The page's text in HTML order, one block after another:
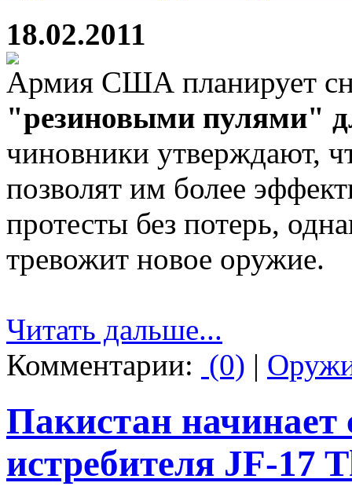
18.02.2011
Армия США планирует
"резиновыми пулями"
чиновники утверждают,
позволят им более
протесты без потерь,
тревожит новое оружие.
Читать дальше...
Комментарии: (0) |
Пакистан начинает
истребителя JF-17